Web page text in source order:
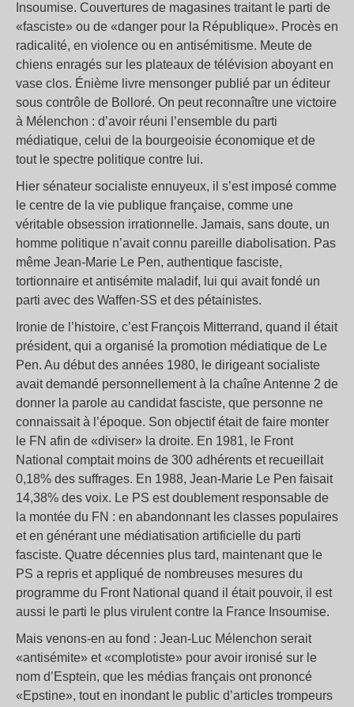
Insoumise. Couvertures de magasines traitant le parti de
«fasciste» ou de «danger pour la République». Procès en
radicalité, en violence ou en antisémitisme. Meute de
chiens enragés sur les plateaux de télévision aboyant en
vase clos. Énième livre mensonger publié par un éditeur
sous contrôle de Bolloré. On peut reconnaître une victoire
à Mélenchon : d’avoir réuni l’ensemble du parti
médiatique, celui de la bourgeoisie économique et de
tout le spectre politique contre lui.
Hier sénateur socialiste ennuyeux, il s’est imposé comme
le centre de la vie publique française, comme une
véritable obsession irrationnelle. Jamais, sans doute, un
homme politique n’avait connu pareille diabolisation. Pas
même Jean-Marie Le Pen, authentique fasciste,
tortionnaire et antisémite maladif, lui qui avait fondé un
parti avec des Waffen-SS et des pétainistes.
Ironie de l’histoire, c’est François Mitterrand, quand il était
président, qui a organisé la promotion médiatique de Le
Pen. Au début des années 1980, le dirigeant socialiste
avait demandé personnellement à la chaîne Antenne 2 de
donner la parole au candidat fasciste, que personne ne
connaissait à l’époque. Son objectif était de faire monter
le FN afin de «diviser» la droite. En 1981, le Front
National comptait moins de 300 adhérents et recueillait
0,18% des suffrages. En 1988, Jean-Marie Le Pen faisait
14,38% des voix. Le PS est doublement responsable de
la montée du FN : en abandonnant les classes populaires
et en générant une médiatisation artificielle du parti
fasciste. Quatre décennies plus tard, maintenant que le
PS a repris et appliqué de nombreuses mesures du
programme du Front National quand il était pouvoir, il est
aussi le parti le plus virulent contre la France Insoumise.
Mais venons-en au fond : Jean-Luc Mélenchon serait
«antisémite» et «complotiste» pour avoir ironisé sur le
nom d’Esptein, que les médias français ont prononcé
«Epstine», tout en inondant le public d’articles trompeurs